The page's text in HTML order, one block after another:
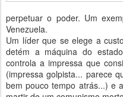
perpetuar o poder. Um
Venezuela.
Um líder que se elege a
detém a máquina do
controla a impressa que
(impressa golpista... parece
bem pouco tempo atrás...) e